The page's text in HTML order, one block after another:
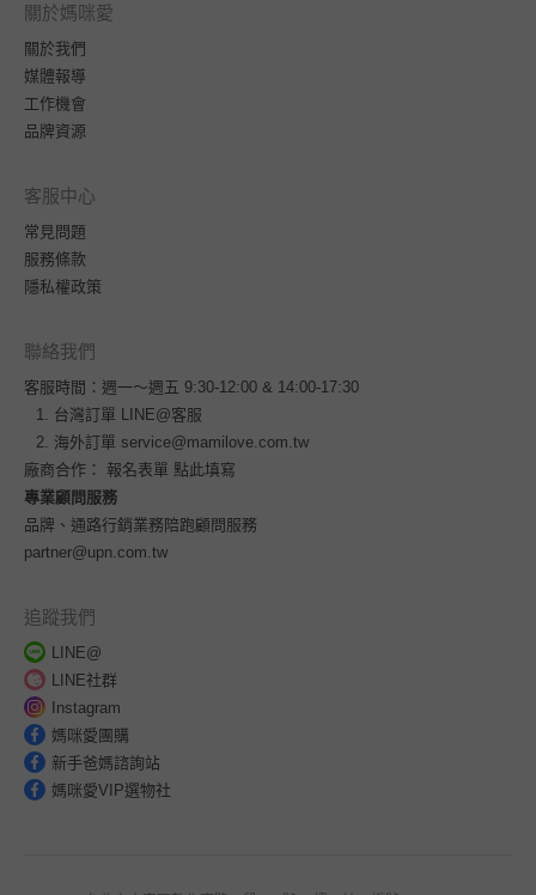
關於媽咪愛
關於我們
媒體報導
工作機會
品牌資源
客服中心
常見問題
服務條款
隱私權政策
聯絡我們
客服時間：週一～週五 9:30-12:00 & 14:00-17:30
台灣訂單
LINE@客服
海外訂單 service@mamilove.com.tw
廠商合作： 報名表單 點此填寫
專業顧問服務
品牌、通路行銷業務陪跑顧問服務
partner@upn.com.tw
追蹤我們
LINE@
LINE社群
Instagram
媽咪愛團購
新手爸媽諮詢站
媽咪愛VIP選物社